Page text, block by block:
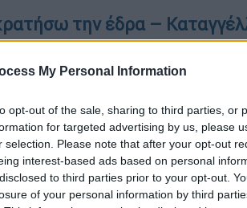
My Personal Information
opt-out of the sale, sharing to third parties, or
for targeted advertising by us, please
selection. Please note that after your opt-out
interest-based ads based on personal
to third parties prior to your opt-out.
of your personal information by third
την έδρα –
υπουργείου ότι ομηχανικός
δοθεί για κατασκευή σηπτικής
ο «ο έλεγχος δεν εντόπισε
καθώς οι διαστάσεις της «